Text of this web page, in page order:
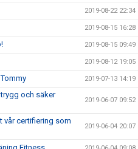
2019-08-22 22:34
2019-08-15 16:28
2019-08-15 09:49
2019-08-12 19:05
2019-07-13 14:19
och säker
2019-06-07 09:52
vår certifiering som
2019-06-04 20:07